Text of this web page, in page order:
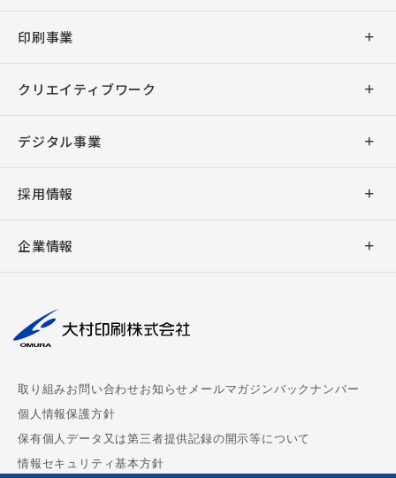
印刷事業
商業印刷
加工
バリアブル印刷
AUGGLE
御朱印帳
クリエイティブワーク
デザイン
キャラクター販促
組版
ビジネス漫画制作
デジタル事業
アプリ開発
デジタルサイネージ
デジタル教科書制作
chuboz
MEDPORTAL
採用情報
新卒採用
大村印刷の働き方
企業情報
会社概要
事業拠点
取り組みお問い合わせお知らせ メールマガジンバックナンバー
個人情報保護方針
保有個人データ又は第三者提供記録の開示等について
情報セキュリティ基本方針